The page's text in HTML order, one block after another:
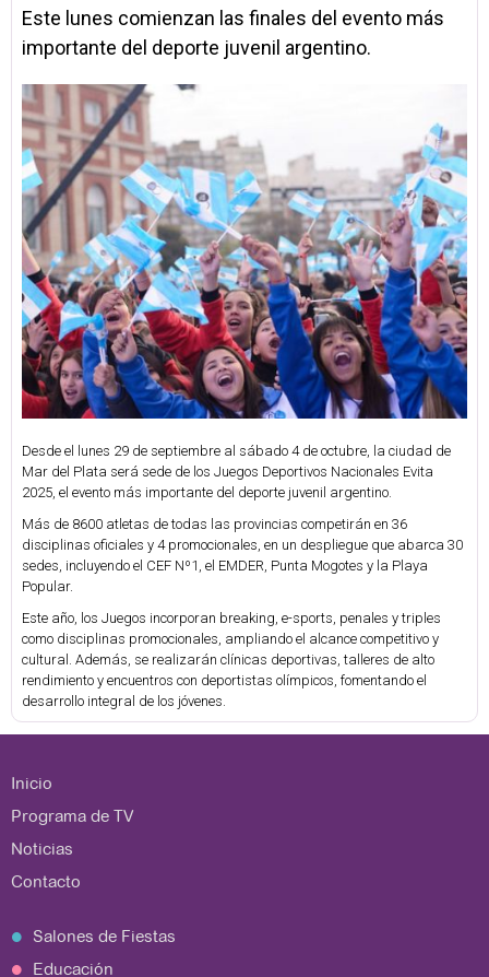
Este lunes comienzan las finales del evento más
importante del deporte juvenil argentino.
Desde el lunes 29 de septiembre al sábado 4 de octubre, la ciudad de
Mar del Plata será sede de los Juegos Deportivos Nacionales Evita
2025, el evento más importante del deporte juvenil argentino.
Más de 8600 atletas de todas las provincias competirán en 36
disciplinas oficiales y 4 promocionales, en un despliegue que abarca 30
sedes, incluyendo el CEF Nº1, el EMDER, Punta Mogotes y la Playa
Popular.
Este año, los Juegos incorporan breaking, e-sports, penales y triples
como disciplinas promocionales, ampliando el alcance competitivo y
cultural. Además, se realizarán clínicas deportivas, talleres de alto
rendimiento y encuentros con deportistas olímpicos, fomentando el
desarrollo integral de los jóvenes.
Inicio
Programa de TV
Noticias
Contacto
Salones de Fiestas
Educación